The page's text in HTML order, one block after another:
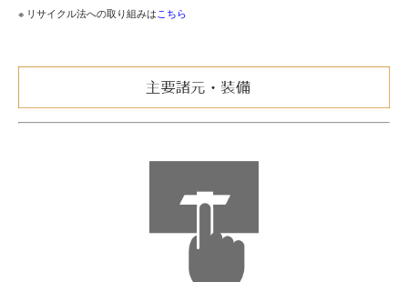
※ リサイクル法への取り組みはこちら